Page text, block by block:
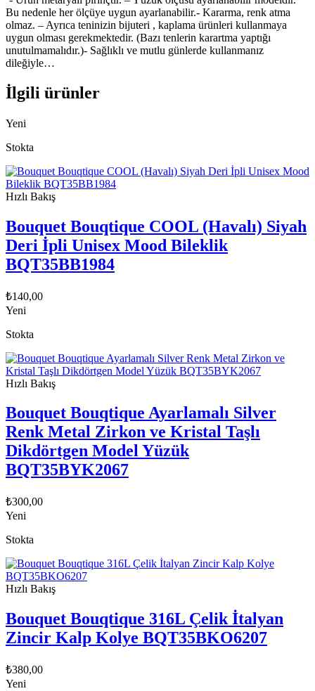
Bu nedenle her ölçüye uygun ayarlanabilir.- Kararma, renk atma
olmaz. – Ayrıca teninizin bijuteri , kaplama ürünleri kullanmaya
uygun olması gerekmektedir. (Bazı tenlerin karartma yaptığı
unutulmamalıdır.)- Sağlıklı ve mutlu günlerde kullanmanız
dileğiyle…
İlgili ürünler
Yeni
Stokta
Hızlı Bakış
Bouquet Bouqtique COOL (Havalı) Siyah
Deri İpli Unisex Mood Bileklik
BQT35BB1984
₺140,00
Yeni
Stokta
Hızlı Bakış
Bouquet Bouqtique Ayarlamalı Silver
Renk Metal Zirkon ve Kristal Taşlı
Dikdörtgen Model Yüzük
BQT35BYK2067
₺300,00
Yeni
Stokta
Hızlı Bakış
Bouquet Bouqtique 316L Çelik İtalyan
Zincir Kalp Kolye BQT35BKO6207
₺380,00
Yeni